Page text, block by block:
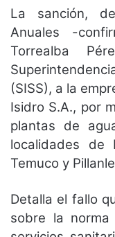
La sanción,
Anuales -
Torrealba
(SISS), a la
Isidro S.A., por
plantas de
localidades de
Temuco y
Detalla el fallo
sobre la